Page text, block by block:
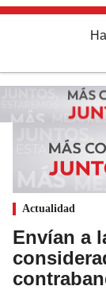
Actualidad
Envían a